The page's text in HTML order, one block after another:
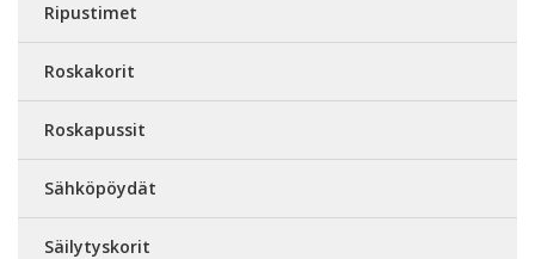
Ripustimet
Roskakorit
Roskapussit
Sähköpöydät
Säilytyskorit